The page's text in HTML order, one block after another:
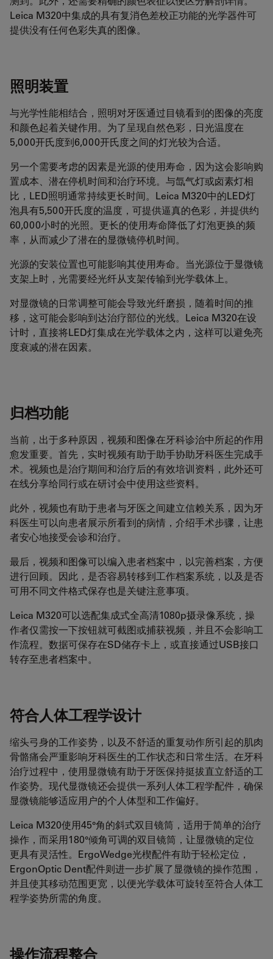
Leica M320中集成的具有复消色差校正功能的光学器件可
提供没有任何色彩失真的图像。
照明装置
与光学性能相结合，照明对牙医通过目镜看到的图像的亮度
和颜色起着关键作用。为了呈现自然色彩，日光温度在
5,000开氏度到6,000开氏度之间的灯光较为合适。
另一个需要考虑的因素是光源的使用寿命，因为这会影响购
置成本、潜在停机时间和治疗环境。与氙气灯或卤素灯相
比，LED照明通常持续更长时间。Leica M320中的LED灯
泡具有5,500开氏度的温度，可提供逼真的色彩，并提供约
60,000小时的光照。更长的使用寿命降低了灯泡更换的频
率，从而减少了潜在的显微镜停机时间。
光源的安装位置也可能影响其使用寿命。当光源位于显微镜
支架上时，光需要经光纤从支架传输到光学载体上。
对显微镜的日常调整可能会导致光纤磨损，随着时间的推
移，这可能会影响到达治疗部位的光线。Leica M320在设
计时，直接将LED灯集成在光学载体之内，这样可以避免亮
度衰减的潜在因素。
归档功能
当前，出于多种原因，视频和图像在牙科诊治中所起的作用
愈发重要。首先，实时视频有助于助手协助牙科医生完成手
术。视频也是治疗期间和治疗后的有效培训资料，此外还可
在线分享给同行或在研讨会中使用这些资料。
此外，视频也有助于患者与牙医之间建立信赖关系，因为牙
科医生可以向患者展示所看到的病情，介绍手术步骤，让患
者安心地接受会诊和治疗。
最后，视频和图像可以编入患者档案中，以完善档案，方便
进行回顾。因此，是否容易转移到工作档案系统，以及是否
可用不同文件格式保存也是关键注意事项。
Leica M320可以选配集成式全高清1080p摄录像系统，操
作者仅需按一下按钮就可截图或捕获视频，并且不会影响工
作流程。数据可保存在SD储存卡上，或直接通过USB接口
转存至患者档案中。
符合人体工程学设计
缩头弓身的工作姿势，以及不舒适的重复动作所引起的肌肉
骨骼痛会严重影响牙科医生的工作状态和日常生活。在牙科
治疗过程中，使用显微镜有助于牙医保持挺拔直立舒适的工
作姿势。现代显微镜还会提供一系列人体工程学配件，确保
显微镜能够适应用户的个人体型和工作偏好。
Leica M320使用45°角的斜式双目镜筒，适用于简单的治疗
操作，而采用180°倾角可调的双目镜筒，让显微镜的定位
更具有灵活性。ErgoWedge光楔配件有助于轻松定位，
ErgonOptic Dent配件则进一步扩展了显微镜的操作范围，
并且使其移动范围更宽，以便光学载体可旋转至符合人体工
程学姿势所需的角度。
操作流程整合